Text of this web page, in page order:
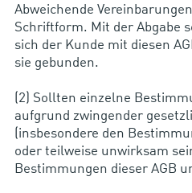
Abweichende
Schriftform. Mit der Abgabe
sich der Kunde mit diesen
sie gebunden.
(2) Sollten einzelne
aufgrund zwingender
(insbesondere den
oder teilweise unwirksam
Bestimmungen dieser AGB